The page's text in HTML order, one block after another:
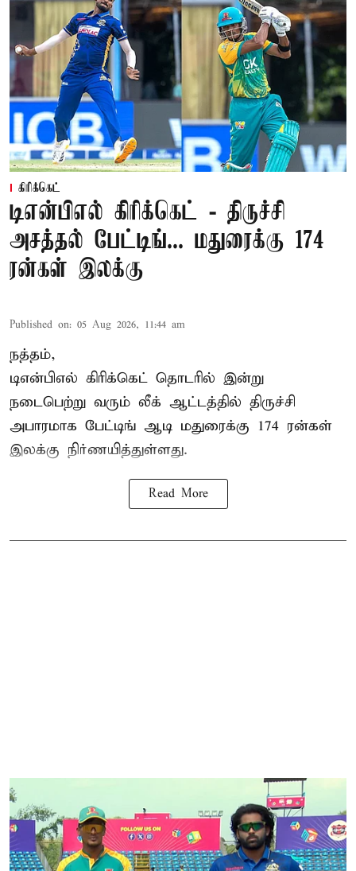
கிரிக்கெட்
டிஎன்பிஎல் கிரிக்கெட் - திருச்சி
அசத்தல் பேட்டிங்... மதுரைக்கு 174
ரன்கள் இலக்கு
Published on: 05 Aug 2026, 11:44 am
நத்தம்,
டிஎன்பிஎல் கிரிக்கெட் தொடரில் இன்று
நடைபெற்று வரும் லீக் ஆட்டத்தில் திருச்சி
அபாரமாக பேட்டிங் ஆடி மதுரைக்கு 174 ரன்கள்
இலக்கு நிர்ணயித்துள்ளது.
Read More